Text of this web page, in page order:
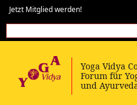
Jetzt Mitglied werden!